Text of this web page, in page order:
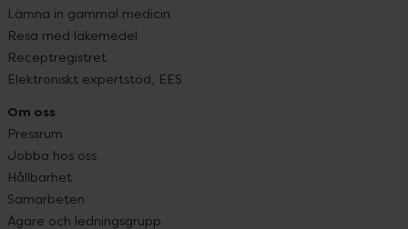
Lämna in gammal medicin
Resa med läkemedel
Receptregistret
Elektroniskt expertstöd, EES
Om oss
Pressrum
Jobba hos oss
Hållbarhet
Samarbeten
Ägare och ledningsgrupp